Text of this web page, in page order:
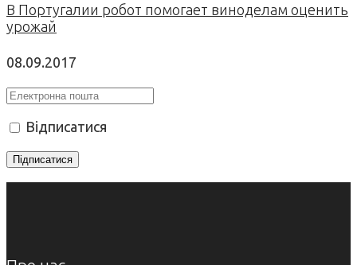
В Португалии робот помогает виноделам оценить
урожай
08.09.2017
Відписатися